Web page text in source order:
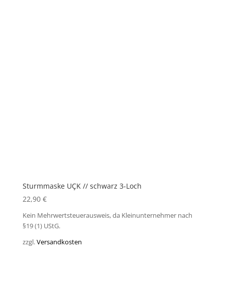
Sturmmaske UÇK // schwarz 3-Loch
22,90 €
Kein Mehrwertsteuerausweis, da Kleinunternehmer nach
§19 (1) UStG.
zzgl.Versandkosten